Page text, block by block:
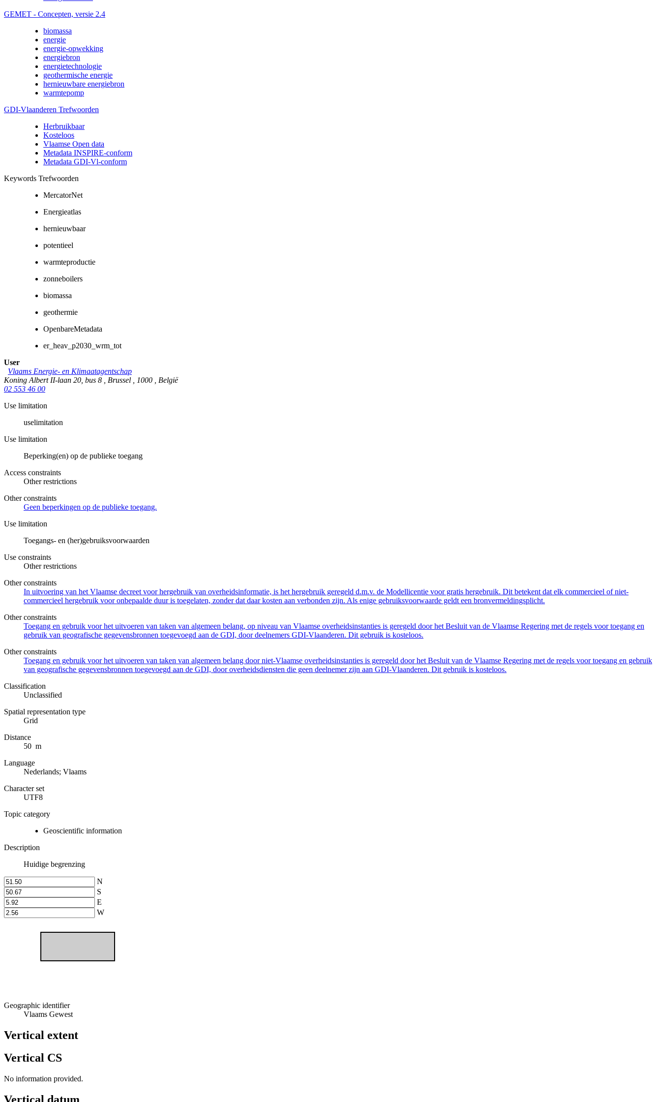
GEMET - Concepten, versie 2.4
biomassa
energie
energie-opwekking
energiebron
energietechnologie
geothermische energie
hernieuwbare energiebron
warmtepomp
GDI-Vlaanderen Trefwoorden
Herbruikbaar
Kosteloos
Vlaamse Open data
Metadata INSPIRE-conform
Metadata GDI-Vl-conform
Keywords Trefwoorden
MercatorNet
Energieatlas
hernieuwbaar
potentieel
warmteproductie
zonneboilers
biomassa
geothermie
OpenbareMetadata
er_heav_p2030_wrm_tot
User
Vlaams Energie- en Klimaatagentschap
Koning Albert II-laan 20, bus 8
Brussel 1000
België
02 553 46 00
Use limitation
uselimitation
Use limitation
Beperking(en) op de publieke toegang
Access constraints
Other restrictions
Other constraints
Geen beperkingen op de publieke toegang.
Use limitation
Toegangs- en (her)gebruiksvoorwaarden
Use constraints
Other restrictions
Other constraints
In uitvoering van het Vlaamse decreet voor hergebruik van overheidsinformatie, is het hergebruik geregeld d.m.v. de Modellicentie voor gratis hergebruik. Dit betekent dat elk commercieel of niet-
commercieel hergebruik voor onbepaalde duur is toegelaten, zonder dat daar kosten aan verbonden zijn. Als enige gebruiksvoorwaarde geldt een bronvermeldingsplicht.
Other constraints
Toegang en gebruik voor het uitvoeren van taken van algemeen belang, op niveau van Vlaamse overheidsinstanties is geregeld door het Besluit van de Vlaamse Regering met de regels voor toegang en
gebruik van geografische gegevensbronnen toegevoegd aan de GDI, door deelnemers GDI-Vlaanderen. Dit gebruik is kosteloos.
Other constraints
Toegang en gebruik voor het uitvoeren van taken van algemeen belang door niet-Vlaamse overheidsinstanties is geregeld door het Besluit van de Vlaamse Regering met de regels voor toegang en gebruik
van geografische gegevensbronnen toegevoegd aan de GDI, door overheidsdiensten die geen deelnemer zijn aan GDI-Vlaanderen. Dit gebruik is kosteloos.
Classification
Unclassified
Spatial representation type
Grid
Distance
50 m
Language
Nederlands; Vlaams
Character set
UTF8
Topic category
Geoscientific information
Description
Huidige begrenzing
N
S
E
W
Geographic identifier
Vlaams Gewest
Vertical extent
Vertical CS
No information provided.